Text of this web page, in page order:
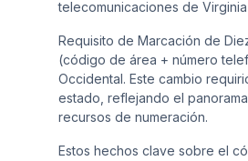
telecomunicaciones de
Requisito de Marcación de
(código de área + número
Occidental. Este cambio
estado, reflejando el
recursos de numeración.
Estos hechos clave sobre el